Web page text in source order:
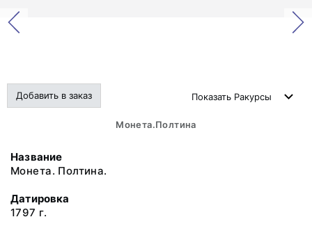
Добавить в заказ Показать Ракурсы
Монета.Полтина
Название
Монета. Полтина.
Датировка
1797 г.